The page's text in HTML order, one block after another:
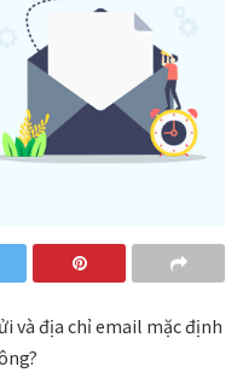
và địa chỉ email mặc định